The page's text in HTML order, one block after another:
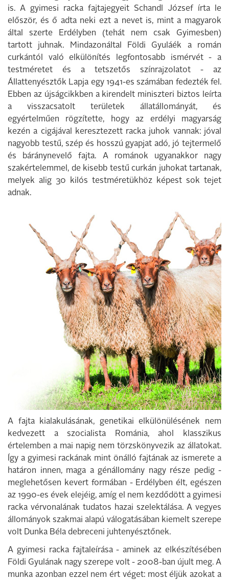
is. A gyimesi racka fajtajegyeit Schandl József írta le
először, és ő adta neki ezt a nevet is, mint a magyarok
által szerte Erdélyben (tehát nem csak Gyimesben)
tartott juhnak. Mindazonáltal Földi Gyuláék a román
curkántól való elkülönítés legfontosabb ismérvét - a
testméretet és a tetszetős színrajzolatot - az
Állattenyésztők Lapja egy 1941-es számában fedezték fel.
Ebben az újságcikkben a kirendelt miniszteri biztos leírta
a visszacsatolt területek állatállományát, és
egyértelműen rögzítette, hogy az erdélyi magyarság
kezén a cigájával keresztezett racka juhok vannak: jóval
nagyobb testű, szép és hosszú gyapjat adó, jó tejtermelő
és báránynevelő fajta. A románok ugyanakkor nagy
szakértelemmel, de kisebb testű curkán juhokat tartanak,
melyek alig 30 kilós testméretükhöz képest sok tejet
adnak.
A fajta kialakulásának, genetikai elkülönülésének nem
kedvezett a szocialista Románia, ahol klasszikus
értelemben a mai napig nem törzskönyvezik az állatokat.
Így a gyimesi rackának mint önálló fajtának az ismerete a
határon innen, maga a génállomány nagy része pedig -
meglehetősen kevert formában - Erdélyben élt, egészen
az 1990-es évek elejéig, amíg el nem kezdődött a gyimesi
racka vérvonalának tudatos hazai szelektálása. A vegyes
állományok szakmai alapú válogatásában kiemelt szerepe
volt Dunka Béla debreceni juhtenyésztőnek.
A gyimesi racka fajtaleírása - aminek az elkészítésében
Földi Gyulának nagy szerepe volt - 2008-ban újult meg. A
munka azonban ezzel nem ért véget: most éljük azokat a